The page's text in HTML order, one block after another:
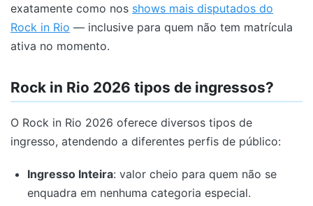
exatamente como nos shows mais disputados do
Rock in Rio — inclusive para quem não tem matrícula
ativa no momento.
Rock in Rio 2026 tipos de ingressos?
O Rock in Rio 2026 oferece diversos tipos de
ingresso, atendendo a diferentes perfis de público:
Ingresso Inteira: valor cheio para quem não se
enquadra em nenhuma categoria especial.